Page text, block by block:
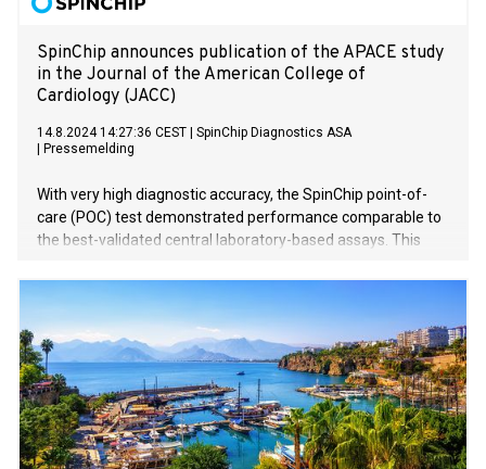
SpinChip announces publication of the APACE study
in the Journal of the American College of
Cardiology (JACC)
14.8.2024 14:27:36 CEST
SpinChip Diagnostics ASA
Pressemelding
With very high diagnostic accuracy, the SpinChip point-of-
care (POC) test demonstrated performance comparable to
the best-validated central laboratory-based assays. This
become a highly valuable tool in the early triage and
management of patients with suspected Acute Myocardial
Infarction (MI), providing reassurance and confidence in its
use. The study set out to evaluate the clinical and analytical
performance of SpinChip’s novel high-sensitivity cardiac
troponin I (hs-cTnI)-SPINCHIP POC test and was carried out
in collaboration with Basel University Hospital (Switzerland)
and Akershus University Hospital (Norway). The SpinChip